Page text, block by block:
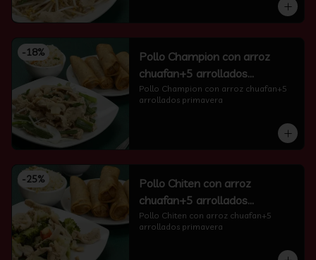
-18%
Pollo Champion con arroz
chuafan+5 arrollados
primavera
Pollo Champion con arroz chuafan+5
arrollados primavera
-25%
Pollo Chiten con arroz
chuafan+5 arrollados
primavera
Pollo Chiten con arroz chuafan+5
arrollados primavera